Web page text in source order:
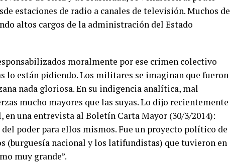
estaciones de radio a canales de televisión. Muchos de
altos cargos de la administración del Estado
moralmente por ese crimen colectivo
lo están pidiendo. Los militares se imaginan que fueron
nada gloriosa. En su indigencia analítica, mal
mucho mayores que las suyas. Lo dijo recientemente
en una entrevista al Boletín Carta Mayor (30/3/2014):
poder para ellos mismos. Fue un proyecto político de
(burguesía nacional y los latifundistas) que tuvieron en
muy grande”.